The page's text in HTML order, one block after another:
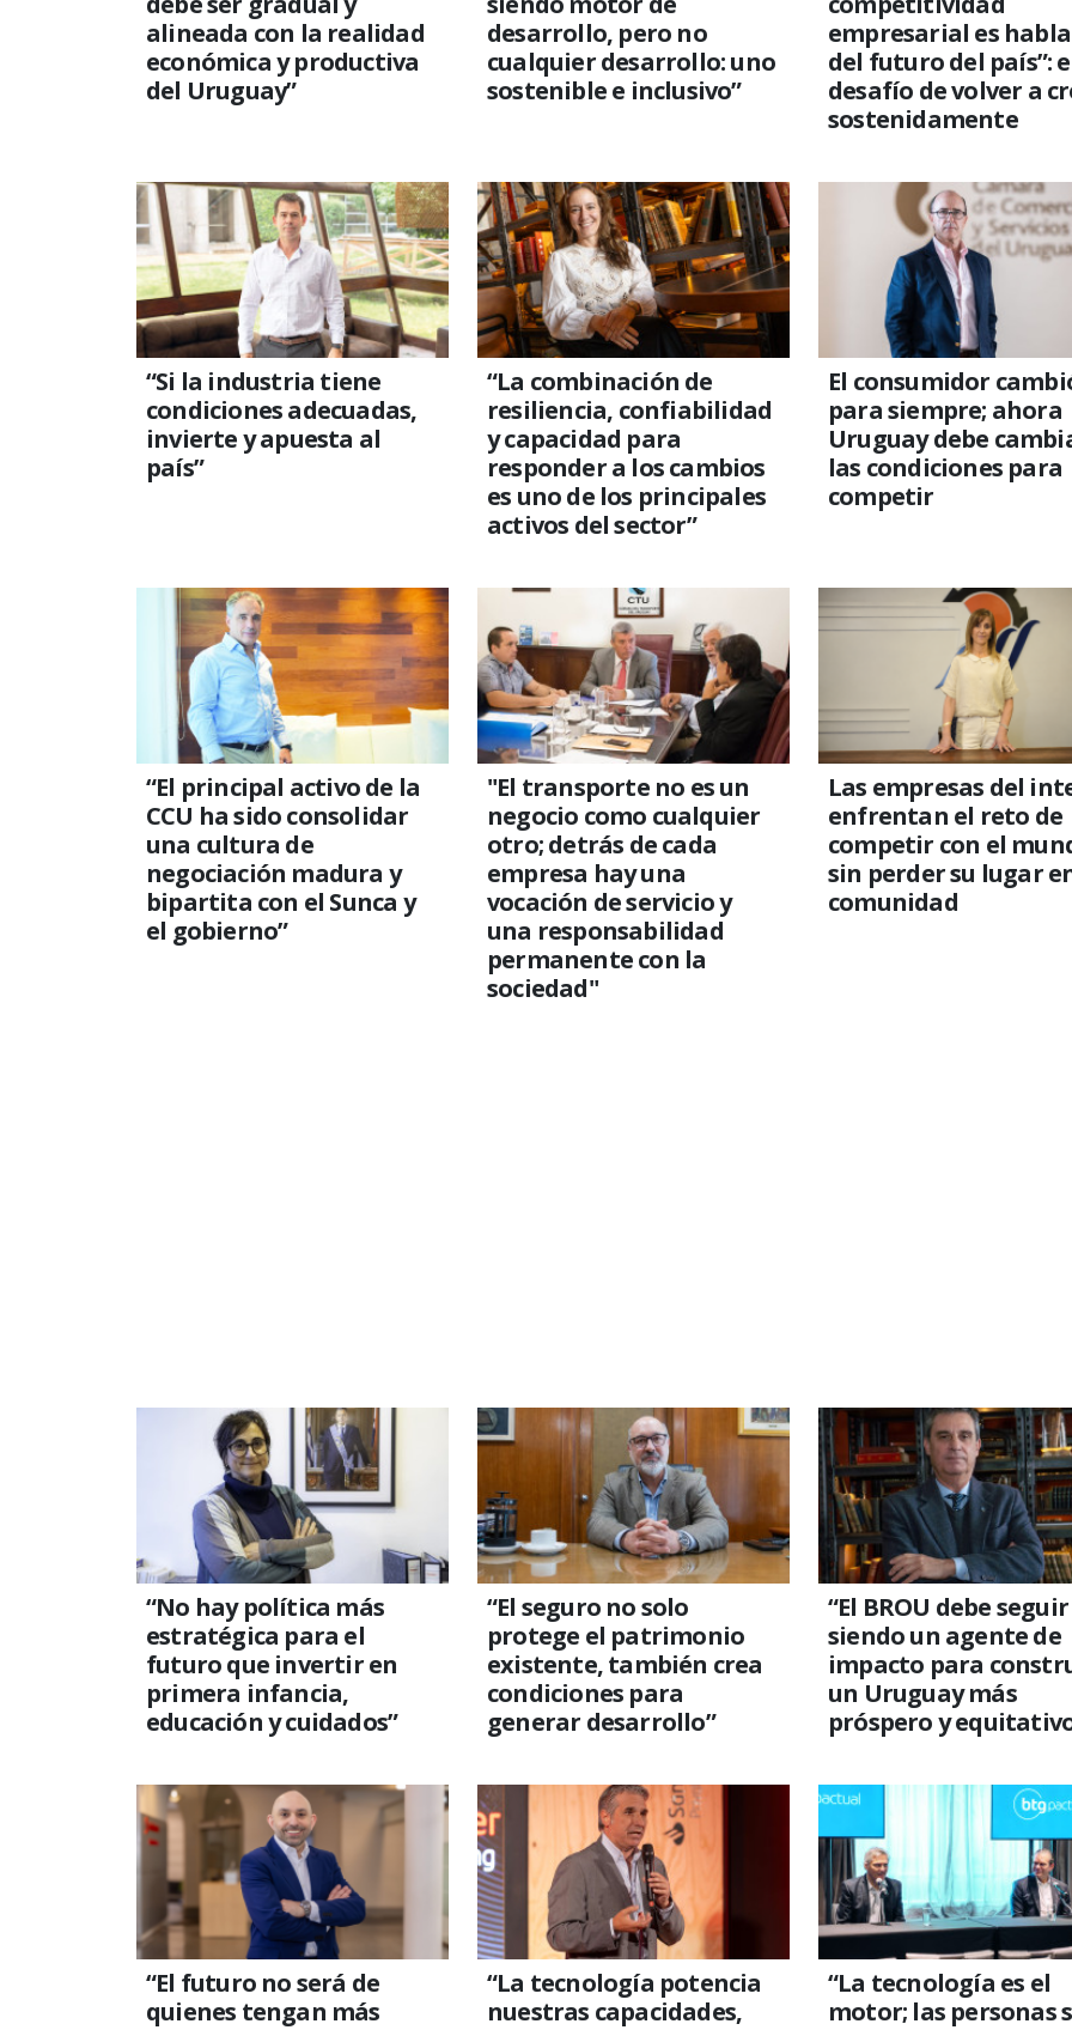
alineada con la realidad
económica y productiva
del Uruguay”
desarrollo, pero no
cualquier desarrollo: uno
sostenible e inclusivo”
empresarial es
del futuro del país”:
desafío de volver a
sostenidamente
“Si la industria tiene
condiciones adecuadas,
invierte y apuesta al
país”
“La combinación de
resiliencia, confiabilidad
y capacidad para
responder a los cambios
es uno de los principales
activos del sector”
El consumidor
para siempre; ahora
Uruguay debe
las condiciones para
competir
“El principal activo de la
CCU ha sido consolidar
una cultura de
negociación madura y
bipartita con el Sunca y
el gobierno”
"El transporte no es un
negocio como cualquier
otro; detrás de cada
empresa hay una
vocación de servicio y
una responsabilidad
permanente con la
sociedad"
Las empresas del
enfrentan el reto de
competir con el
sin perder su lugar
comunidad
“No hay política más
estratégica para el
futuro que invertir en
primera infancia,
educación y cuidados”
“El seguro no solo
protege el patrimonio
existente, también crea
condiciones para
generar desarrollo”
“El BROU debe seguir
siendo un agente de
impacto para
un Uruguay más
próspero y
“El futuro no será de
quienes tengan más
“La tecnología potencia
nuestras capacidades,
“La tecnología es el
motor; las personas